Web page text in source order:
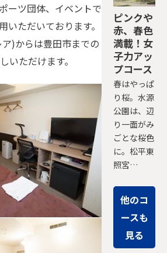
ーツ団体、イベントで
いただいております。
)からは豊田市までの
いただけます。
ピンクや
赤、春色
満載！女
子力アッ
プコース
春はやっぱ
り桜。水源
公園は、辺
り一面がみ
ごとな桜色
に。松平東
照宮…
他のコ
ースも
見る